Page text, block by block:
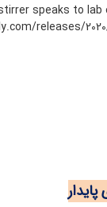
speaks to lab
releases/